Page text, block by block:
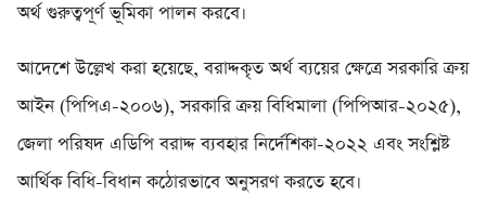
অর্থ গুরুত্বপূর্ণ ভূমিকা পালন করবে।
আদেশে উল্লেখ করা হয়েছে, বরাদ্দকৃত অর্থ ব্যয়ের ক্ষেত্রে সরকারি ক্রয়
আইন (পিপিএ-২০০৬), সরকারি ক্রয় বিধিমালা (পিপিআর-২০২৫),
জেলা পরিষদ এডিপি বরাদ্দ ব্যবহার নির্দেশিকা-২০২২ এবং সংশ্লিষ্ট
আর্থিক বিধি-বিধান কঠোরভাবে অনুসরণ করতে হবে।